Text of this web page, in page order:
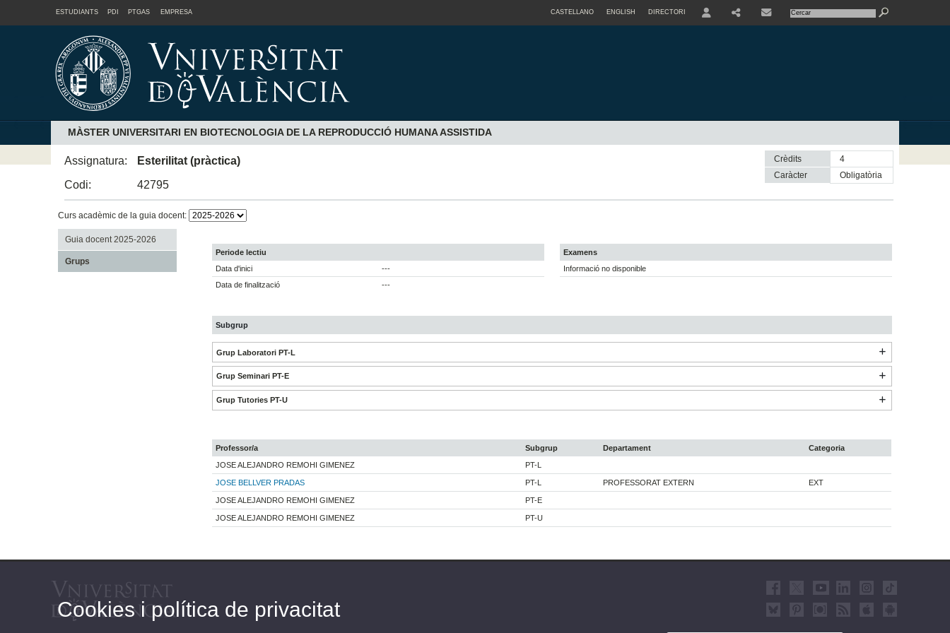
ESTUDIANTS PDI PTGAS EMPRESA CASTELLANO ENGLISH DIRECTORI
MÀSTER UNIVERSITARI EN BIOTECNOLOGIA DE LA REPRODUCCIÓ HUMANA ASSISTIDA
Assignatura:
Esterilitat (pràctica)
Codi:
42795
Crèdits
4
Caràcter
obligatòria
Curs acadèmic de la guia docent:
Guia docent 2025-2026
Grups
Periode lectiu
Data d'inici
---
Data de finalització
---
Examens
Informació no disponible
Subgrup
Grup Laboratori PT-L
Grup Seminari PT-E
Grup Tutories PT-U
Professor/a Subgrup Departament
Categoria
JOSE ALEJANDRO REMOHI GIMENEZ
PT-L
JOSE BELLVER PRADAS PT-L PROFESSORAT EXTERN EXT
JOSE ALEJANDRO REMOHI GIMENEZ PT-E
JOSE ALEJANDRO REMOHI GIMENEZ PT-U
Cookies i política de privacitat